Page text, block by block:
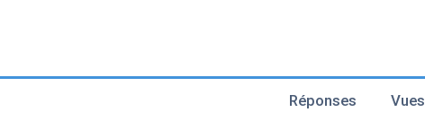
Réponses Vues